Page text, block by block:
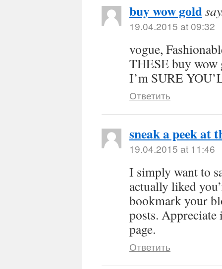
buy wow gold
19.04.2015 at 09:32
vogue,
THESE buy
I’m SURE
Ответить
sneak a peek at
19.04.2015 at 11:46
I simply want to
actually liked
bookmark your
posts.
page.
Ответить